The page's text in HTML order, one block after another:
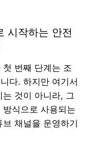
시작하는 안전
번째 단계는 조
다. 하지만 여기서
것이 아니라, 그
식으로 사용되는
채널을 운영하기